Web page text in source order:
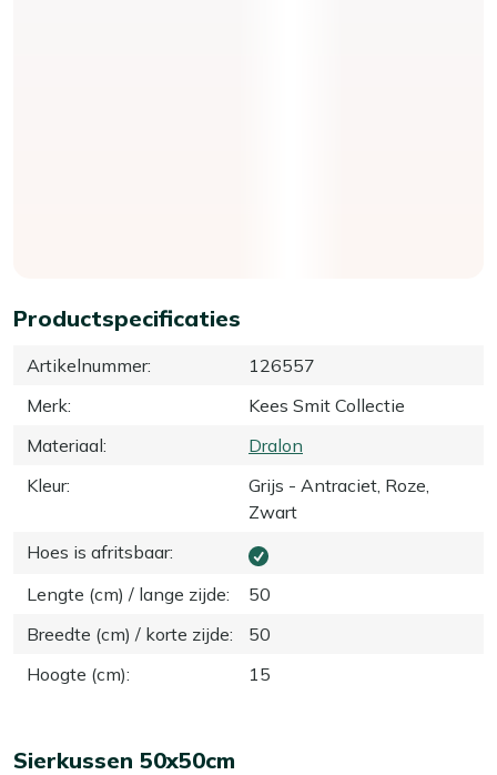
Productspecificaties
Artikelnummer:
126557
Merk:
Kees Smit Collectie
Materiaal:
Dralon
Kleur:
Grijs - Antraciet, Roze,
Zwart
Hoes is afritsbaar:
Lengte (cm) / lange zijde:
50
Breedte (cm) / korte zijde:
50
Hoogte (cm): 15
Sierkussen 50x50cm